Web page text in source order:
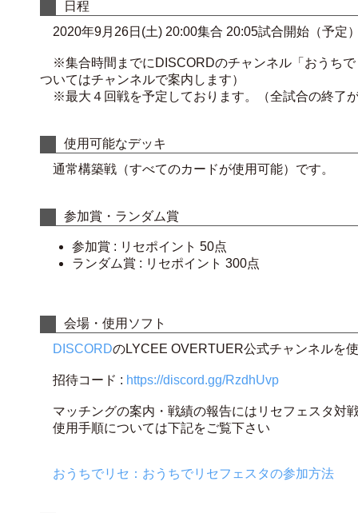
日程
2020年9月26日(土) 20:00集合 20:05試合開始（予定
※集合時間までにDISCORDのチャンネル「おうちで
ついてはチャンネルで案内します）
※最大４回戦を予定しております。（全試合の終了
使用可能なデッキ
通常構築戦（すべてのカードが使用可能）です。
参加賞・ランダム賞
参加賞 : リセポイント 50点
ランダム賞 : リセポイント 300点
会場・使用ソフト
DISCORDのLYCEE OVERTUER公式チャンネルを
招待コード : https://discord.gg/RzdhUvp
マッチングの案内・戦績の報告にはリセフェスタ対
使用手順については下記をご覧下さい
おうちでリセ：おうちでリセフェスタの参加方法